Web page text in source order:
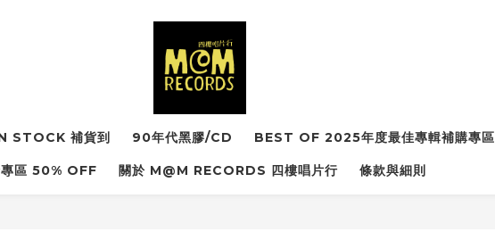
STOCK 補貨到 90年代黑膠/CD BEST OF 2025年度最佳專輯補購專區
區 50% OFF 關於 M@M RECORDS 四樓唱片行 條款與細則